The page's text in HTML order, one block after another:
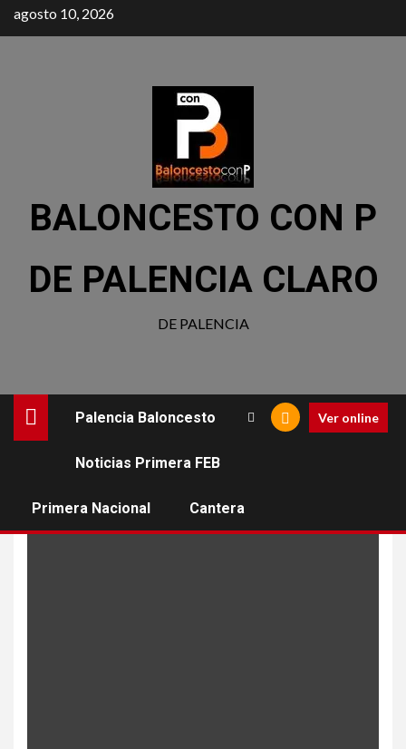
agosto 10, 2026
BALONCESTO CON P
DE PALENCIA CLARO
DE PALENCIA
Palencia Baloncesto
Noticias Primera FEB
Primera Nacional Cantera
Ver online